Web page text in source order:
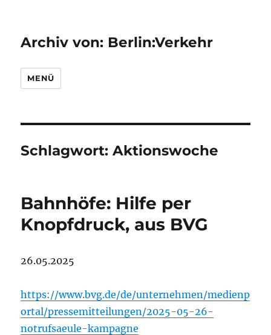
Archiv von: Berlin:Verkehr
MENÜ
Schlagwort:Aktionswoche
Bahnhöfe: Hilfe per
Knopfdruck, aus BVG
26.05.2025
https://www.bvg.de/de/unternehmen/medienp
ortal/pressemitteilungen/2025-05-26-
notrufsaeule-kampagne